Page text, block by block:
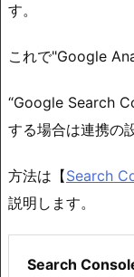
す。
これで"Google
“Google Search
する場合は連携の
方法は【Search
説明します。
Search